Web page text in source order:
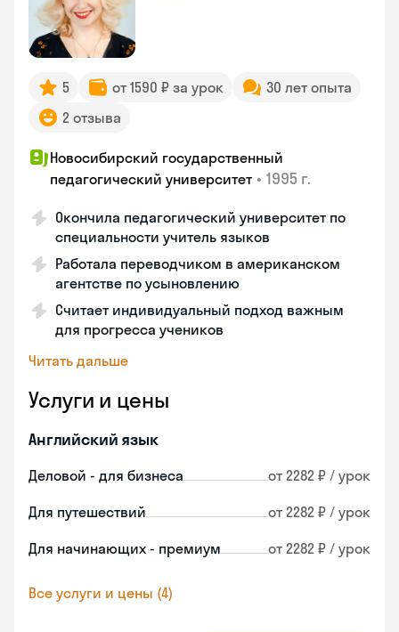
5 от 1590 ₽ за урок
30 лет опыта
2 отзыва
Новосибирский государственный
педагогический университет • 1995 г.
Окончила педагогический университет по
специальности учитель языков
Работала переводчиком в американском
агентстве по усыновлению
Считает индивидуальный подход важным
для прогресса учеников
Читать дальше
Услуги и цены
Английский язык
Деловой - для бизнеса от 2282 ₽ / урок
Для путешествий от 2282 ₽ / урок
Для начинающих - премиум от 2282 ₽ / урок
Все услуги и цены (4)